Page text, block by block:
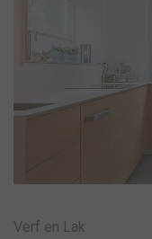
Verf en Lak